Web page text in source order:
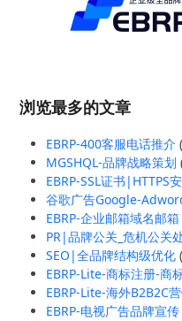
浏览最多的文章
EBRP-400客服电话推介
MGSHQL-品牌战略策划
EBRP-SSL证书|HTTPS
谷歌广告Google-
EBRP-企业邮箱域名邮箱
PR|品牌公关_危机公关
SEO|全品牌结构级优化
EBRP-Lite-商标注册-商
EBRP-Lite-海外B2B2C
EBRP-电视广告品牌宣传